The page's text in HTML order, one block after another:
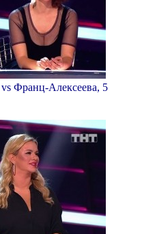
Франц-Алексеева, 5